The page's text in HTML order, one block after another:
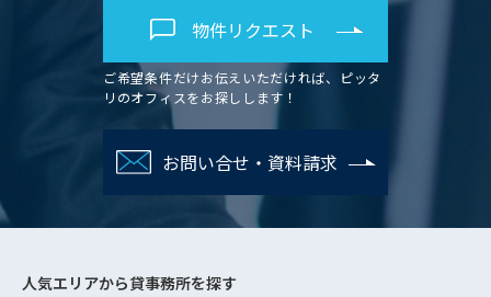
物件リクエスト
ご希望条件だけお伝えいただければ、ピッタ
リのオフィスをお探しします！
お問い合せ・資料請求
人気エリアから貸事務所を探す